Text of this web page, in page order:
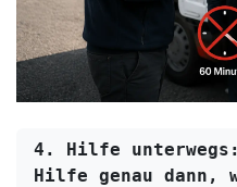
4. Hilfe unterwegs:
Hilfe genau dann,